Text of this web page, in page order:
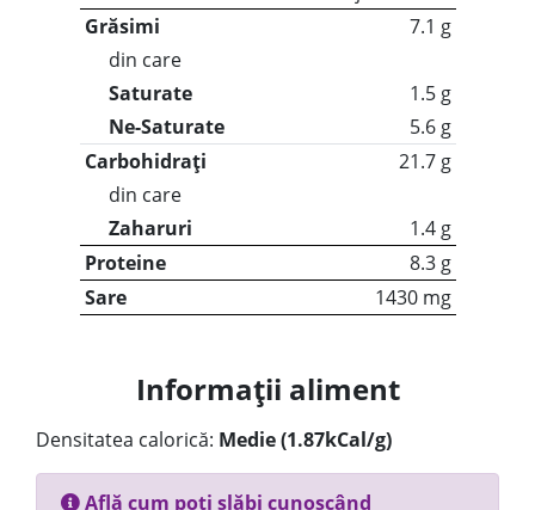
Grăsimi
7.1 g
din care
Saturate
1.5 g
Ne-Saturate
5.6 g
Carbohidrați
21.7 g
din care
Zaharuri
1.4 g
Proteine
8.3 g
Sare
1430 mg
Informații aliment
Densitatea calorică: Medie (1.87kCal/g)
Află cum poți slăbi cunoscând